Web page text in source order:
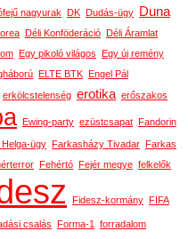
nagyurak DK Dudás-ügy Duna
Déli Konföderáció
Déli Áramlat
Egy pikoló világos
Egy új remény
ELTE BTK Engel Pál
erkölcstelenség erotika erőszakos
Ewing-party ezüstcsapat Fandorin
Helga-ügy Farkasházy Tivadar
Farkas
Fehértó Fejér megye felkelők
Fidesz-kormány FIFA
csalás Forma-1
forradalom